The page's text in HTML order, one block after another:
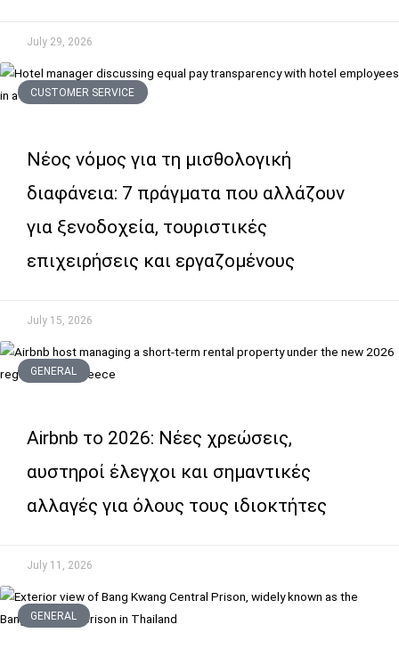
July 29, 2026
CUSTOMER SERVICE
Νέος νόμος για τη μισθολογική
διαφάνεια: 7 πράγματα που αλλάζουν
για ξενοδοχεία, τουριστικές
επιχειρήσεις και εργαζομένους
July 15, 2026
GENERAL
Airbnb το 2026: Νέες χρεώσεις,
αυστηροί έλεγχοι και σημαντικές
αλλαγές για όλους τους ιδιοκτήτες
July 11, 2026
GENERAL